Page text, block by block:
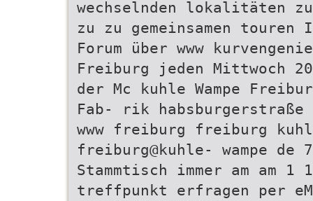
wechselnden lokalitäten
zu zu gemeinsamen
Forum über www
Freiburg jeden
der Mc kuhle Wampe
Fab- rik habsburgerstraße
www freiburg freiburg
freiburg@kuhle- wampe de
Stammtisch immer am am
treffpunkt erfragen per